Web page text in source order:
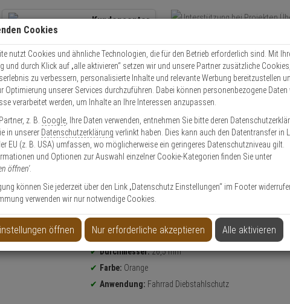
Kundencenter
Kontaktservice nutzen
Mo. - Do.: 8:00 - 16:30 Fr. 8:00 - 14:00 Uhr
Über 15
Schneller
orange Laufradsicherung
Produktinformationen
Laufradsicherung - Modell: NutFix
Gewicht:49 g
Durchmesser:26,5 mm
Farbe: Orange
Anwendung: Fahrrad Diebstahlschutz
Cookies
nutzt Cookies und ähnliche Technologien, die für den Betrieb erforderlich sind. Mit
und durch Klick auf „alle aktivieren“ setzen wir und unsere Partner zusätzliche
zu verbessern, personalisierte Inhalte und relevante Werbung bereitzustellen
Optimierung unserer Services durchzuführen. Dabei können personenbezogene Daten
verarbeitet werden, um Inhalte an Ihre Interessen anzupassen.
z. B. Google , Ihre Daten verwenden, entnehmen Sie bitte deren
in unserer Datenschutzerklärung verlinkt haben. Dies kann auch den Datentransfer in
EU (z. B. USA) umfassen, wo möglicherweise ein geringeres Datenschutzniveau gilt.
und Optionen zur Auswahl einzelner Cookie-Kategorien finden Sie unter
öffnen'.
können Sie jederzeit über den Link „Datenschutz Einstellungen“ im Footer
verwenden wir nur notwendige Cookies.
öffnen Nur erforderliche akzeptieren Alle aktivieren